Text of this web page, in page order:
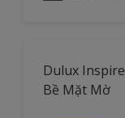
Dulux
Bề Mặt Mờ